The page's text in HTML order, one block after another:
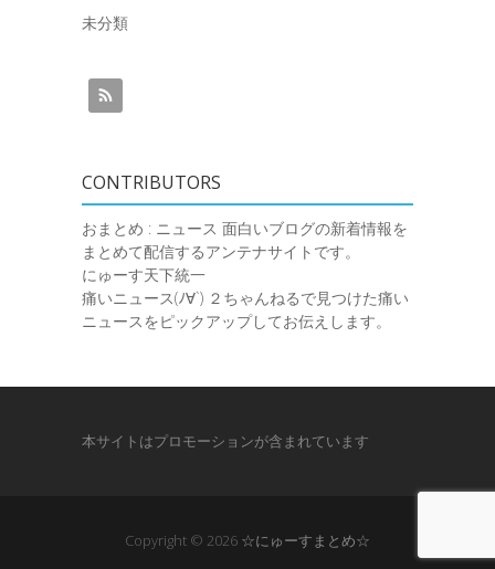
未分類
CONTRIBUTORS
おまとめ : ニュース 面白いブログの新着情報を
まとめて配信するアンテナサイトです。
にゅーす天下統一
痛いニュース(ﾉ∀`) ２ちゃんねるで見つけた痛い
ニュースをピックアップしてお伝えします。
本サイトはプロモーションが含まれています
Copyright © 2026 ☆にゅーすまとめ☆